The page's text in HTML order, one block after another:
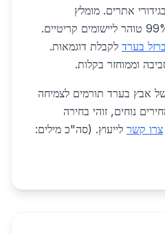
אתרים. מומלץ
להשתמש באבץ טהור ל-99% טוהר ליישומים קריטיים.
בערד לקבלת דוגמאות.
וממוחזר בקלות.
אבץ בערד תורמים לצמיחה
נוחים, זוהי בחירה
צרו קשר לייעוץ. (סה"כ מילים: